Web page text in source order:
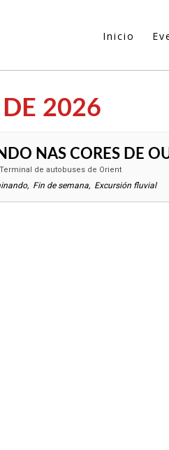
Inicio
2026
NAS CORES DE
Terminal de autobuses de Orient
Fin de semana, Excursión fluvial